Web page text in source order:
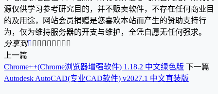
源仅供学习参考研究目的，并不贩卖软件，不存在任何商业目
的及用途，网站会员捐赠是您喜欢本站而产生的赞助支持行
为，仅为维持服务器的开支与维护，全凭自愿无任何强求。
分享到        
上一篇
Chrome++(Chrome浏览器增强软件) 1.18.2 中文绿色版 下一篇
Autodesk AutoCAD(专业CAD软件) v2027.1 中文直装版